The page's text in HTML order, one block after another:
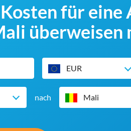
für
überweisen
EUR
nach Mali